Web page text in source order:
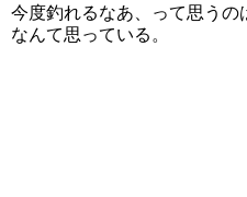
今度釣れるなあ、って思うの
なんて思っている。